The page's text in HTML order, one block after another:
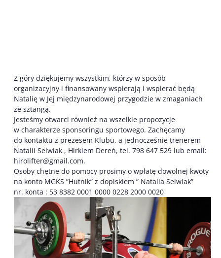
Z góry dziękujemy wszystkim, którzy w sposób
organizacyjny i finansowany wspierają i wspierać będą
Natalię w Jej międzynarodowej przygodzie w zmaganiach
ze sztangą.
Jesteśmy otwarci również na wszelkie propozycje
w charakterze sponsoringu sportowego. Zachęcamy
do kontaktu z prezesem Klubu, a jednocześnie trenerem
Natalii Selwiak , Hirkiem Dereń, tel. 798 647 529 lub email:
hirolifter@gmail.com.
Osoby chętne do pomocy prosimy o wpłatę dowolnej kwoty
na konto MGKS ”Hutnik” z dopiskiem ” Natalia Selwiak”
nr. konta : 53 8382 0001 0000 0228 2000 0020